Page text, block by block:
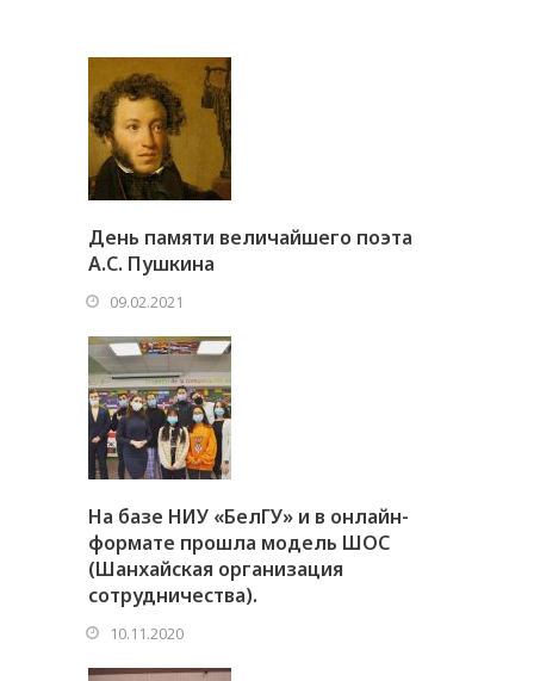
День памяти величайшего поэта
А.С. Пушкина
09.02.2021
На базе НИУ «БелГУ» и в онлайн-
формате прошла модель ШОС
(Шанхайская организация
сотрудничества).
10.11.2020